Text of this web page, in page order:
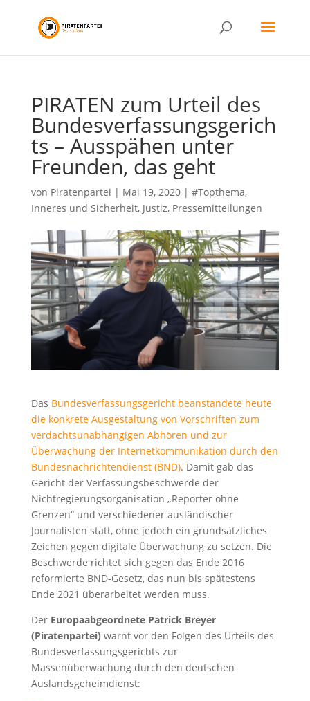
PIRATEN zum Urteil des
Bundesverfassungsgerich
ts – Ausspähen unter
Freunden, das geht
von Piratenpartei | Mai 19, 2020| #Topthema,
Inneres und Sicherheit, Justiz, Pressemitteilungen
Das Bundesverfassungsgericht beanstandete heute
die konkrete Ausgestaltung von Vorschriften zum
verdachtsunabhängigen Abhören und zur
Überwachung der Internetkommunikation durch den
Bundesnachrichtendienst (BND). Damit gab das
Gericht der Verfassungsbeschwerde der
Nichtregierungsorganisation „Reporter ohne
Grenzen“ und verschiedener ausländischer
Journalisten statt, ohne jedoch ein grundsätzliches
Zeichen gegen digitale Überwachung zu setzen. Die
Beschwerde richtet sich gegen das Ende 2016
reformierte BND-Gesetz, das nun bis spätestens
Ende 2021 überarbeitet werden muss.
Der Europaabgeordnete Patrick Breyer
(Piratenpartei) warnt vor den Folgen des Urteils des
Bundesverfassungsgerichts zur
Massenüberwachung durch den deutschen
Auslandsgeheimdienst: